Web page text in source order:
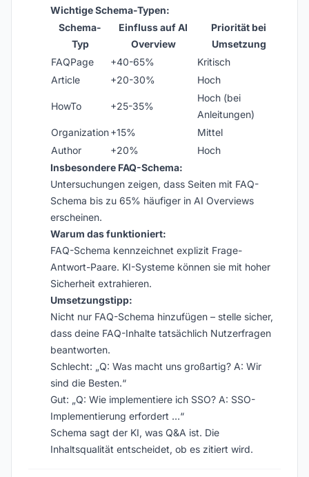
Wichtige Schema-Typen:
Schema-
Typ
Einfluss auf AI
Overview
Priorität bei
Umsetzung
FAQPage
+40-65%
Kritisch
Article
+20-30% Hoch
HowTo +25-35%
Hoch (bei
Anleitungen)
Organization+15%
Mittel
Author
+20%
Hoch
Insbesondere FAQ-Schema:
Untersuchungen zeigen, dass Seiten mit FAQ-
Schema bis zu 65% häufiger in AI Overviews
erscheinen.
Warum das funktioniert:
FAQ-Schema kennzeichnet explizit Frage-
Antwort-Paare. KI-Systeme können sie mit hoher
Sicherheit extrahieren.
Umsetzungstipp:
Nicht nur FAQ-Schema hinzufügen – stelle sicher,
dass deine FAQ-Inhalte tatsächlich Nutzerfragen
beantworten.
Schlecht: „Q: Was macht uns großartig? A: Wir
sind die Besten.“
Gut: „Q: Wie implementiere ich SSO? A: SSO-
Implementierung erfordert …“
Schema sagt der KI, was Q&A ist. Die
Inhaltsqualität entscheidet, ob es zitiert wird.